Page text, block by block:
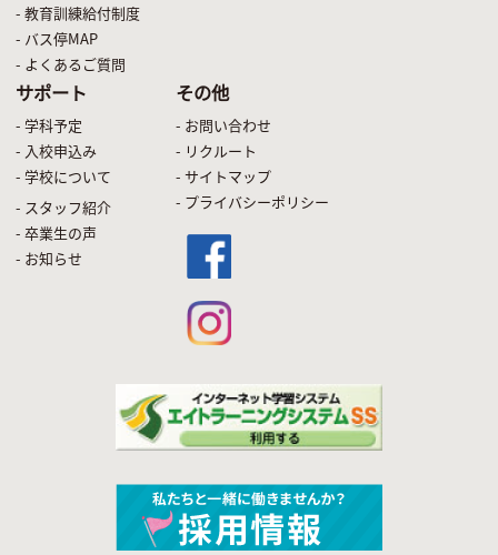
- 教育訓練給付制度
- バス停MAP
- よくあるご質問
サポート
- 学科予定
- 入校申込み
- 学校について
- スタッフ紹介
- 卒業生の声
- お知らせ
その他
- お問い合わせ
- リクルート
- サイトマップ
- プライバシーポリシー